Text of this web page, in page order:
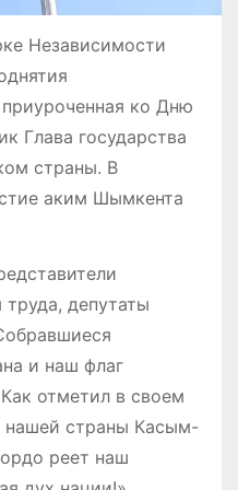
Независимости
приуроченная ко Дню
Глава государства
страны. В
аким Шымкента
труда, депутаты
и наш флаг
отметил в своем
нашей страны Касым-
реет наш